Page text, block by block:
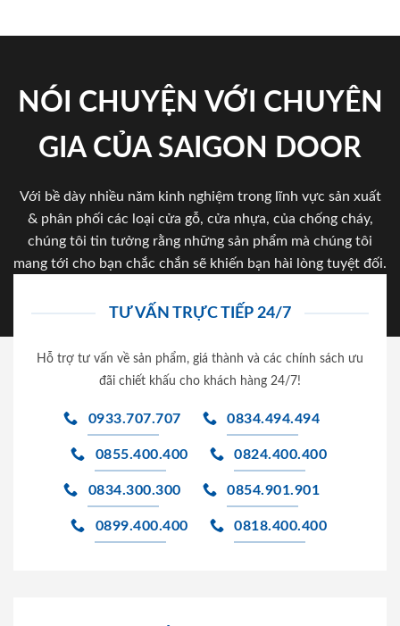
NÓI CHUYỆN VỚI CHUYÊN
GIA CỦA SAIGON DOOR
Với bề dày nhiều năm kinh nghiệm trong lĩnh vực sản xuất
& phân phối các loại cửa gỗ, cửa nhựa, của chống cháy,
chúng tôi tin tưởng rằng những sản phẩm mà chúng tôi
mang tới cho bạn chắc chắn sẽ khiến bạn hài lòng tuyệt đối.
TƯ VẤN TRỰC TIẾP 24/7
Hỗ trợ tư vấn về sản phẩm, giá thành và các chính sách ưu
đãi chiết khấu cho khách hàng 24/7!
0933.707.707 0834.494.494
0855.400.400 0824.400.400
0834.300.300 0854.901.901
0899.400.400 0818.400.400